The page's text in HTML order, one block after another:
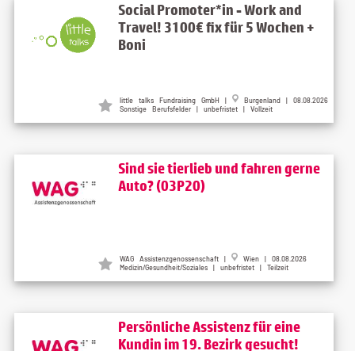
Social Promoter*in - Work and
Travel! 3100€ fix für 5 Wochen +
Boni
little talks Fundraising GmbH | Burgenland | 08.08.2026
Sonstige Berufsfelder | unbefristet | Vollzeit
Sind sie tierlieb und fahren gerne
Auto? (03P20)
WAG Assistenzgenossenschaft | Wien | 08.08.2026
Medizin/Gesundheit/Soziales | unbefristet | Teilzeit
Persönliche Assistenz für eine
Kundin im 19. Bezirk gesucht!